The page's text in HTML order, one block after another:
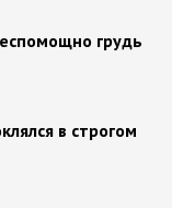
грудь
в строгом